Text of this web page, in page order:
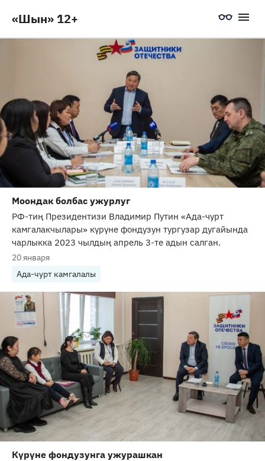
«Шын» 12+
Моондак болбас ужурлуг
РФ-тиң Президентизи Владимир Путин «Ада-чурт
камгалакчылары» күрүне фондузун тургузар дугайында
чарлыкка 2023 чылдың апрель 3-те адын салган.
20 января
Ада-чурт камгалалы
Күрүне фондузунга ужурашкан